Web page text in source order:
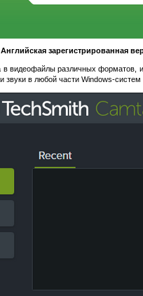
Английская зарегистрированная
видеофайлы различных форматов,
в любой части Windows-систем